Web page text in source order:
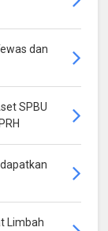
dan
SPBU
Limbah